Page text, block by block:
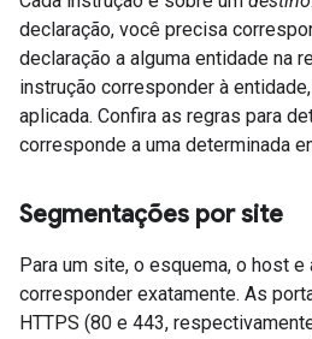
declaração, você precisa
declaração a alguma entidade na
instrução corresponder à
aplicada. Confira as regras para
corresponde a uma determinada
Segmentações por site
Para um site, o esquema, o host
corresponder exatamente. As
HTTPS (80 e 443,